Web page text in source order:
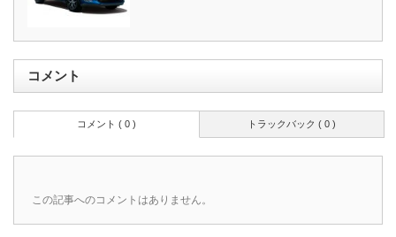
コメント
トラックバック ( 0 )
コメント ( 0 )
この記事へのコメントはありません。